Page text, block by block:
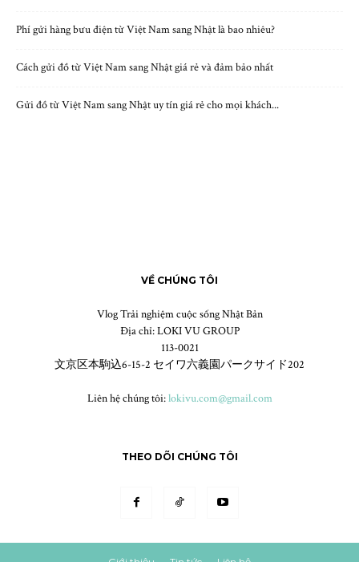
Phí gửi hàng bưu điện từ Việt Nam sang Nhật là bao nhiêu?
Cách gửi đồ từ Việt Nam sang Nhật giá rẻ và đảm bảo nhất
Gửi đồ từ Việt Nam sang Nhật uy tín giá rẻ cho mọi khách...
VỀ CHÚNG TÔI
Vlog Trải nghiệm cuộc sống Nhật Bản
Địa chỉ: LOKI VU GROUP
113-0021
文京区本駒込6-15-2 セイワ六義園パークサイド202
Liên hệ chúng tôi:lokivu.com@gmail.com
THEO DÕI CHÚNG TÔI